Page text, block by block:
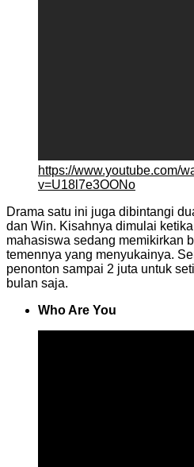
https://www.youtube.com/
v=U18l7e3OONo
Drama satu ini juga dibintangi
dan Win. Kisahnya dimulai
mahasiswa sedang memikirkan
temennya yang menyukainya.
penonton sampai 2 juta untuk
bulan saja.
Who Are You